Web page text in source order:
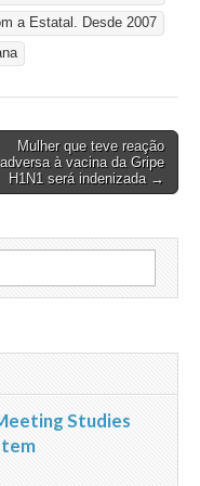
a Estatal. Desde 2007
Mulher que teve reação
adversa à vacina da Gripe
H1N1 será indenizada →
Studies